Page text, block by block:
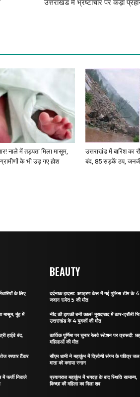
उत्तराखंड में भ्रष्टाचार पर कड़ा
नाले में तड़पता मिला मासूम,
के भी उड़ गए होश
उत्तराखंड में बारिश का
बंद, 85 सड़कें ठप,
के लिए
मासूम, मुंह में
हाईवे बंद,
रफ्तार टैंकर
फर्जी निकले
BEAUTY
दर्दनाक हादसा: अपहरण केस में गई पुलिस टीम के 4
जवान समेत 5 की मौत
नींद की झपकी बनी काल! मुरादाबाद में कार-ट्रॉली
उत्तराखंड के 4 युवकों की मौत
कार्तिक पूर्णिमा पर चुनार रेलवे स्टेशन पर त्रासदी:
महिलाओं की मौत
सीएम धामी ने महाकुंभ में त्रिवेणी संगम के पवित्र
माता को कराया स्नान
प्रयागराज महाकुंभ में भगदड़ के बाद स्थिति सामान्य,
किच्छा की महिला का मिला शव